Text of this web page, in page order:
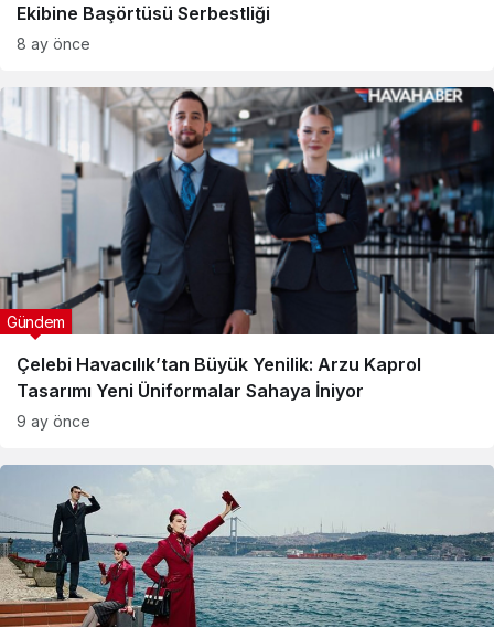
Ekibine Başörtüsü Serbestliği
8 ay önce
Çelebi Havacılık’tan Büyük Yenilik: Arzu Kaprol
Tasarımı Yeni Üniformalar Sahaya İniyor
Gündem
9 ay önce